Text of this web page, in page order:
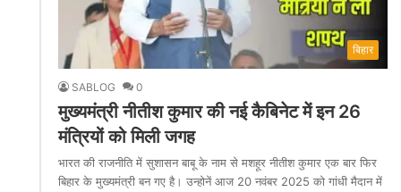
बिहार
SABLOG 0
मुख्यमंत्री नीतीश कुमार की नई कैबिनेट में इन 26
मंत्रियों को मिली जगह
भारत की राजनीति में सुशासन बाबू के नाम से मशहूर नीतीश कुमार एक बार फिर
बिहार के मुख्यमंत्री बन गए है। उन्होनें आज 20 नवंबर 2025 को गांधी मैदान में